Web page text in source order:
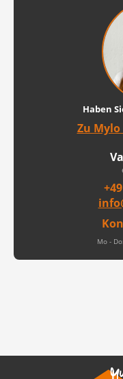
Haben
Zu
Mo -